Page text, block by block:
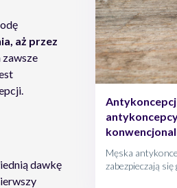
aż przez
dawkę
Męska
zabezpieczają
antykoncepcja